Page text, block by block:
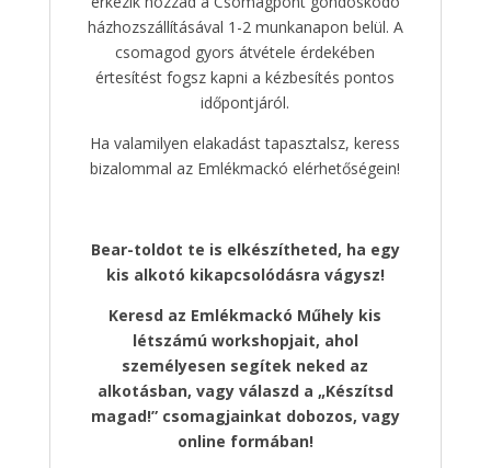
házhozszállításával 1-2 munkanapon belül. A
csomagod gyors átvétele érdekében
értesítést fogsz kapni a kézbesítés pontos
időpontjáról.
Ha valamilyen elakadást tapasztalsz, keress
bizalommal az Emlékmackó elérhetőségein!
Bear-toldot te is elkészítheted, ha egy
kis alkotó kikapcsolódásra vágysz!
Keresd az Emlékmackó Műhely kis
létszámú workshopjait, ahol
személyesen segítek neked az
alkotásban, vagy válaszd a „Készítsd
magad!” csomagjainkat dobozos, vagy
online formában!